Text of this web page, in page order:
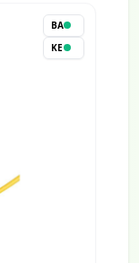
BA
KE